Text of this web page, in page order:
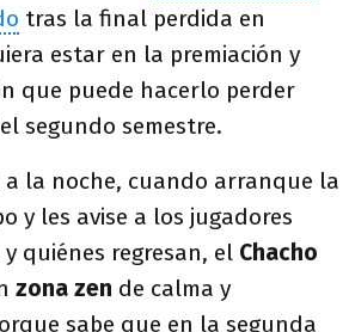
tras la final perdida en
estar en la premiación y
que puede hacerlo perder
segundo semestre.
a la noche, cuando arranque la
y les avise a los jugadores
quiénes regresan, el Chacho
zona zen de calma y
sabe que en la segunda